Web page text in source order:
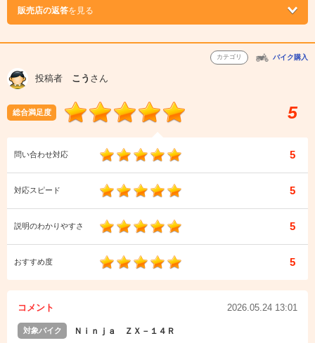
販売店の返答を見る
カテゴリ バイク購入
投稿者 こう さん
総合満足度 5
問い合わせ対応 5
対応スピード 5
説明のわかりやすさ 5
おすすめ度 5
コメント 2026.05.24 13:01
対象バイク Ｎｉｎｊａ ＺＸ－１４Ｒ